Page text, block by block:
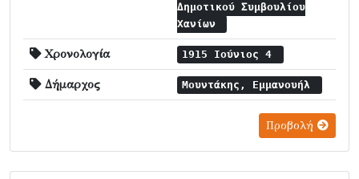
Δημοτικού Συμβουλίου
Χανίων
Χρονολογία 1915 Ιούνιος 4
Δήμαρχος Μουντάκης, Εμμανουήλ
Προβολή